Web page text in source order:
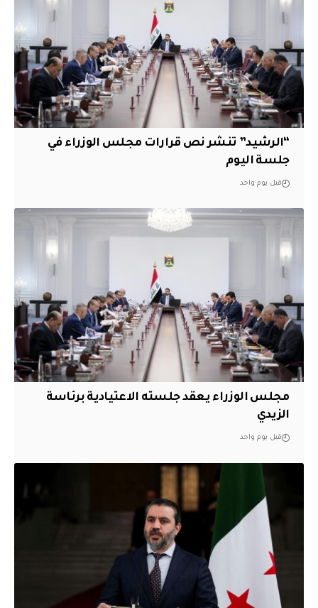
“الرشيد” تنشر نص قرارات مجلس الوزراء في
جلسة اليوم
قبل يوم واحد
مجلس الوزراء يعقد جلسته الاعتيادية برئاسة
الزيدي
قبل يوم واحد